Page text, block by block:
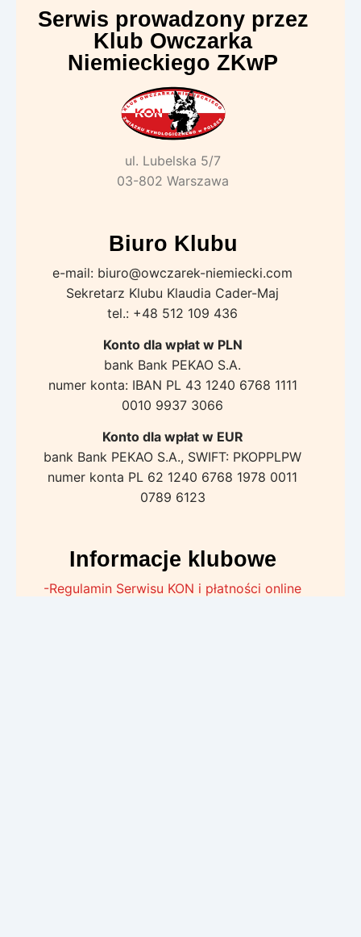
Serwis prowadzony przez
Klub Owczarka
Niemieckiego ZKwP
ul. Lubelska 5/7
03-802 Warszawa
Biuro Klubu
e-mail: biuro@owczarek-niemiecki.com
Sekretarz Klubu Klaudia Cader-Maj
tel.: +48 512 109 436
Konto dla wpłat w PLN
bank Bank PEKAO S.A.
numer konta: IBAN PL 43 1240 6768 1111
0010 9937 3066
Konto dla wpłat w EUR
bank Bank PEKAO S.A., SWIFT: PKOPPLPW
numer konta PL 62 1240 6768 1978 0011
0789 6123
Informacje klubowe
-Regulamin Serwisu KON i płatności online